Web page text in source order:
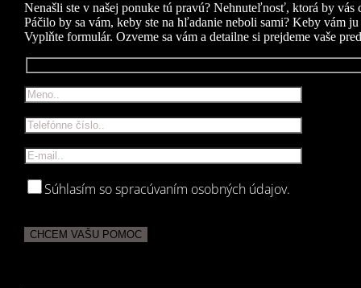
Nenašli ste v našej ponuke tú pravú? Nehnuteľnosť, ktorá by
Páčilo by sa vám, keby ste na hľadanie neboli sami? Keby vám
Vyplňte formulár. Ozveme sa vám a detailne si prejdeme vaše
Súhlasím so spracúvaním osobných údajov.